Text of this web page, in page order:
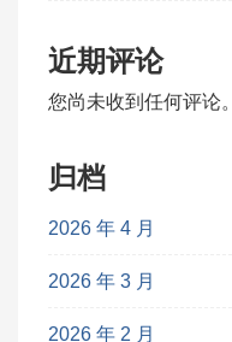
近期评论
您尚未收到任何评论。
归档
2026 年 4 月
2026 年 3 月
2026 年 2 月